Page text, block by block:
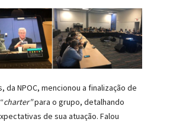
da NPOC, mencionou a finalização de
charter”para o grupo, detalhando
de sua atuação. Falou